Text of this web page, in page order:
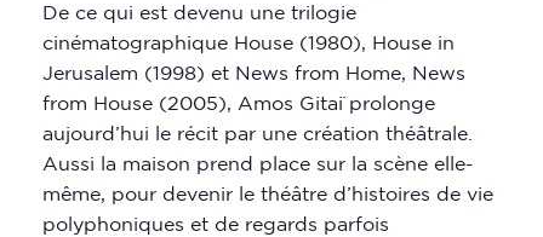
De ce qui est devenu une trilogie
cinématographique House (1980), House in
Jerusalem (1998) et News from Home, News
from House (2005), Amos Gitaï prolonge
aujourd’hui le récit par une création théâtrale.
Aussi la maison prend place sur la scène elle-
même, pour devenir le théâtre d’histoires de vie
polyphoniques et de regards parfois